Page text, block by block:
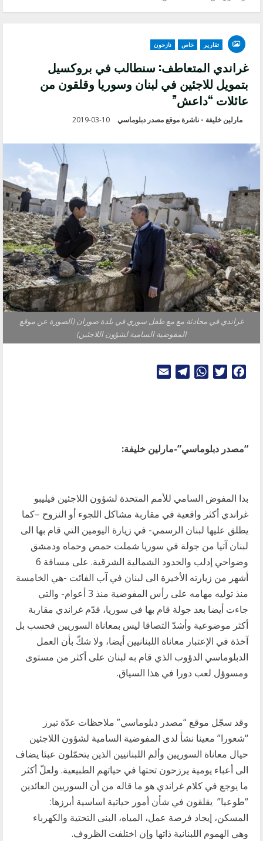
تقارير خاص نازحون
غراندي المتعاطف: سنطالب في بروكسيل
بتمويل للاجئين في لبنان وسوريا وقلقون من
عائلات “داعش”
مارلين خليفة - ناشرة موقع مصدر دبلوماسي 2019-03-10
غراندي في محادثة مع مع طفل سوري في بلدة صوران (الصورة عن موقع
المفوضية السامية لشؤون اللاجئين)
Facebook
Twitter
WhatsApp
Telegram
Email
“مصدر دبلوماسي”-مارلين خليفة:
بدا المفوض السامي للأمم المتحدة لشؤون اللاجئين فيليبو
غراندي أكثر واقعية في مقاربة مشاكل اللجوء أو النزوح –كما
يطلق عليها لبنان الرسمي- في زيارة اليومين التي قام بها الى
لبنان آتيا من جولة في سوريا شملت حمص وحماه ودمشق
وضواحي إدلب والحدود الشمالية الشرقية. على مسافة 6
أشهر من زيارته الأخيرة الى لبنان في آب الفائت -هي الخامسة
منذ توليه مهامه على رأس المفوضية منذ 3 أعوام- والتي
جاءت أيضا بعد جولة قام بها في سوريا، قدّم غراندي مقاربة
أكثر موضوعية وأشدّ التصاقا ليس بمعاناة السوريين فحسب بل
آخذة في الإعتبار معاناة اللبنانيين أيضا، ولا شكّ بأن العمل
الدبلوماسي الدؤوب الذي قام به لبنان على أكثر من مستوى
ومسوؤل لعب دورا في هذا السياق.
وقد سجّل موقع “مصدر دبلوماسي” ملاحظات عدّة تبرز
“شعورا” معينا نشأ لدى المفوضية السامية لشؤون اللاجئين
حيال معاناة السوريين وألم اللبنانيين الذين يتحمّلون عبئا يضاف
الى أعباء يومية يرزحون تحتها في حياتهم الطبيعية. ولعلّ أكثر
ما يوجع في كلام غراندي هو ما قاله من أن السوريين العائدين
“طوعيا” يقلقون في شأن أمور حياتية اساسية أبرزها:
المسكن، إيجاد فرصة عمل، المياه، البنى التحتية والكهرباء
وهي الهموم اللبنانية ذاتها وإن اختلفت الظروف.